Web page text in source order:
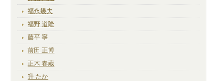
福永幾夫
福野 道隆
藤平 寧
前田 正博
正木 春蔵
升 たか